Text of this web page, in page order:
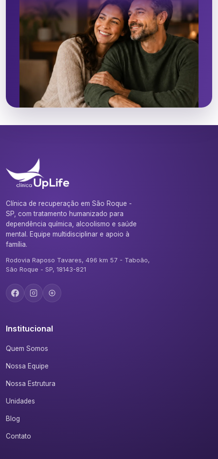
Clínica de recuperação em São Roque -
SP, com tratamento humanizado para
dependência química, alcoolismo e saúde
mental. Equipe multidisciplinar e apoio à
família.
Rodovia Raposo Tavares, 496 km 57 - Taboão,
São Roque - SP, 18143-821
Institucional
Quem Somos
Nossa Equipe
Nossa Estrutura
Unidades
Blog
Contato